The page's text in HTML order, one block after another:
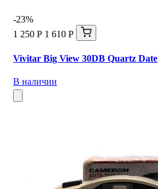
-23%
1 250 Р 1 610 Р
Vivitar Big View 30DB Quartz Date
В наличии